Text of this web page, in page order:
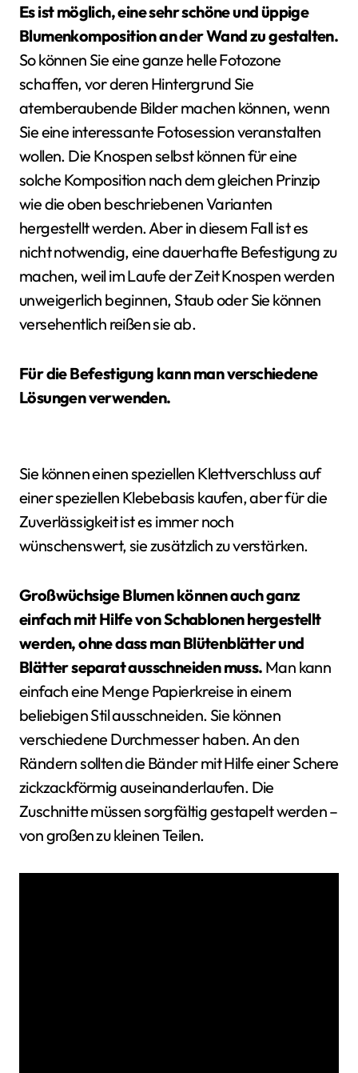
Es ist möglich, eine sehr schöne und üppige
Blumenkomposition an der Wand zu gestalten.
So können Sie eine ganze helle Fotozone
schaffen, vor deren Hintergrund Sie
atemberaubende Bilder machen können, wenn
Sie eine interessante Fotosession veranstalten
wollen. Die Knospen selbst können für eine
solche Komposition nach dem gleichen Prinzip
wie die oben beschriebenen Varianten
hergestellt werden. Aber in diesem Fall ist es
nicht notwendig, eine dauerhafte Befestigung zu
machen, weil im Laufe der Zeit Knospen werden
unweigerlich beginnen, Staub oder Sie können
versehentlich reißen sie ab.
Für die Befestigung kann man verschiedene
Lösungen verwenden.
Sie können einen speziellen Klettverschluss auf
einer speziellen Klebebasis kaufen, aber für die
Zuverlässigkeit ist es immer noch
wünschenswert, sie zusätzlich zu verstärken.
Großwüchsige Blumen können auch ganz
einfach mit Hilfe von Schablonen hergestellt
werden, ohne dass man Blütenblätter und
Blätter separat ausschneiden muss. Man kann
einfach eine Menge Papierkreise in einem
beliebigen Stil ausschneiden. Sie können
verschiedene Durchmesser haben. An den
Rändern sollten die Bänder mit Hilfe einer Schere
zickzackförmig auseinanderlaufen. Die
Zuschnitte müssen sorgfältig gestapelt werden –
von großen zu kleinen Teilen.